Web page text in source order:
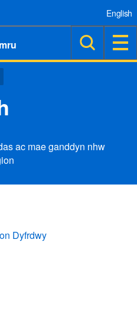
English
ac mae ganddyn nhw
Dyfrdwy